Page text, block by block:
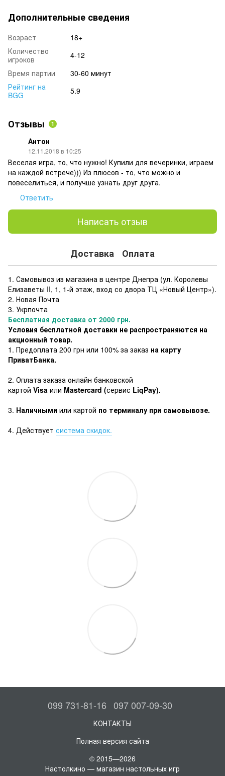
Дополнительные сведения
Возраст
18+
Количество
игроков
4-12
Время партии
30-60 минут
Рейтинг на
BGG
5.9
Отзывы 1
Антон
12.11.2018 в 10:25
Веселая игра, то, что нужно! Купили для вечеринки, играем
на каждой встрече))) Из плюсов - то, что можно и
повеселиться, и получше узнать друг друга.
Ответить
Написать отзыв
Доставка Оплата
1. Самовывоз из магазина в центре Днепра (ул. Королевы
Елизаветы II, 1, 1-й этаж, вход со двора ТЦ «Новый Центр»).
2. Новая Почта
3. Укрпочта
Бесплатная доставка от 2000 грн.
Условия бесплатной доставки не распространяются на
акционный товар.
1. Предоплата 200 грн или 100% за заказ на карту
ПриватБанка.
2. Оплата заказа онлайн банковской
картой Visa или Mastercard (сервис LiqPay).
3. Наличными или картой по терминалу при самовывозе.
4. Действует система скидок.
099 731-81-16 097 007-09-30
КОНТАКТЫ
Полная версия сайта
© 2015—2026
Настолкино — магазин настольных игр